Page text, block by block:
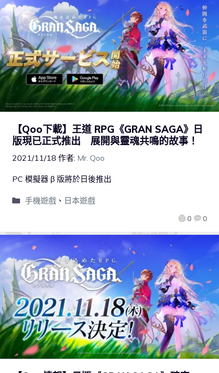
【Qoo下載】王道 RPG《GRAN SAGA》日
版現已正式推出 展開與靈魂共鳴的故事！
2021/11/18 作者: Mr. Qoo
0 0
PC 模擬器 β 版將於日後推出
手機遊戲、 日本遊戲